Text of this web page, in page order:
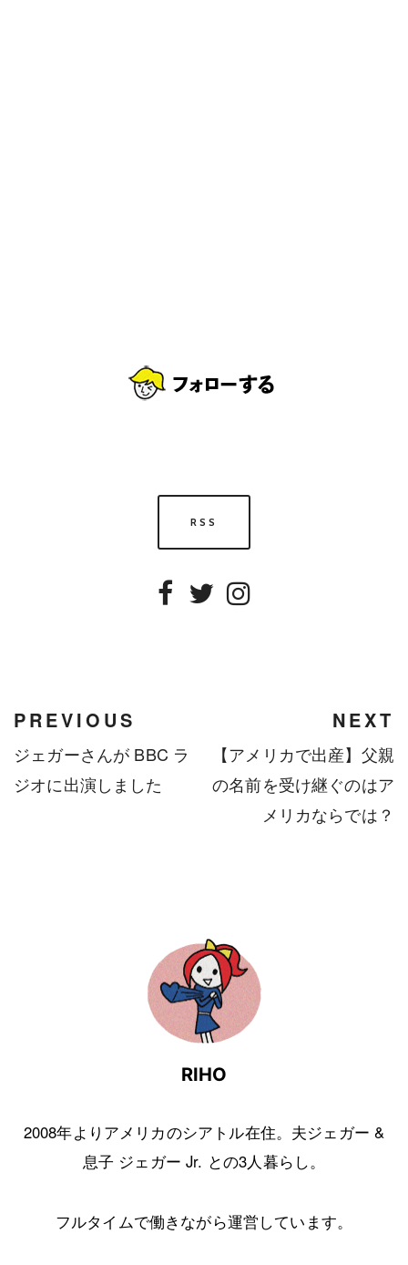
RSS
PREVIOUS
ジェガーさんが BBC ラ
ジオに出演しました
NEXT
【アメリカで出産】父親
の名前を受け継ぐのはア
メリカならでは？
RIHO
2008年よりアメリカのシアトル在住。夫ジェガー &
息子 ジェガー Jr. との3人暮らし。
フルタイムで働きながら運営しています。